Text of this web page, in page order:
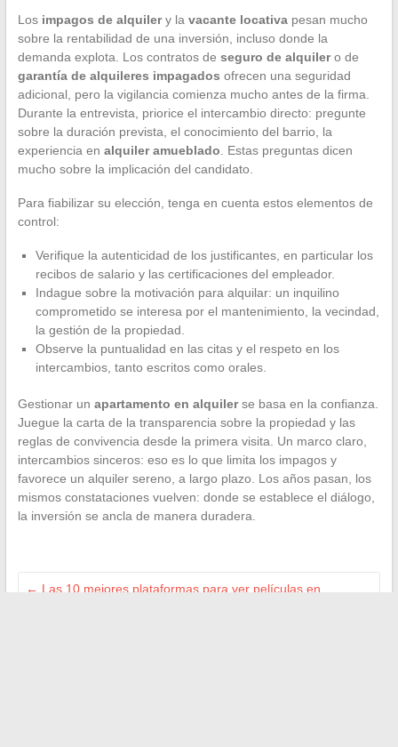
Los impagos de alquilery la vacante locativapesan mucho
sobre la rentabilidad de una inversión, incluso donde la
demanda explota. Los contratos de seguro de alquilero de
garantía de alquileres impagados ofrecen una seguridad
adicional, pero la vigilancia comienza mucho antes de la firma.
Durante la entrevista, priorice el intercambio directo: pregunte
sobre la duración prevista, el conocimiento del barrio, la
experiencia en alquiler amueblado . Estas preguntas dicen
mucho sobre la implicación del candidato.
Para fiabilizar su elección, tenga en cuenta estos elementos de
control:
Verifique la autenticidad de los justificantes, en particular los
recibos de salario y las certificaciones del empleador.
Indague sobre la motivación para alquilar: un inquilino
comprometido se interesa por el mantenimiento, la vecindad,
la gestión de la propiedad.
Observe la puntualidad en las citas y el respeto en los
intercambios, tanto escritos como orales.
Gestionar un apartamento en alquilerse basa en la confianza.
Juegue la carta de la transparencia sobre la propiedad y las
reglas de convivencia desde la primera visita. Un marco claro,
intercambios sinceros: eso es lo que limita los impagos y
favorece un alquiler sereno, a largo plazo. Los años pasan, los
mismos constataciones vuelven: donde se establece el diálogo,
la inversión se ancla de manera duradera.
← Las 10 mejores plataformas para ver películas en